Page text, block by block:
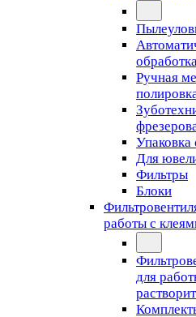
обработка
Ручная
Упаковка
Для
Фильтры
Блоки
работы с
для